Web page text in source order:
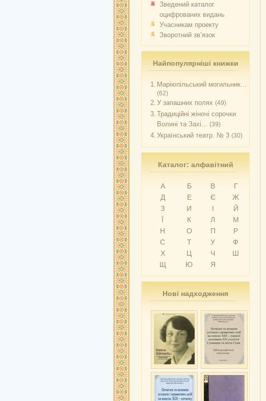
Зведений каталог
оцифрованих видань
Учасникам проекту
Зворотний зв’язок
Найпопулярніші книжки
1. Маріюпільський могильник...
(62)
2. У запашних полях (49)
3. Традиційні жіночі сорочки
Волині та Захі... (39)
4. Український театр. № 3 (30)
Каталог: алфавітний
А Б В
Г
Д
Е Є
Ж
З
И І
Й
Ї
К Л
М
Н
О П
Р
С
Т У
Ф
Х
Ц Ч
Ш
Щ
Ю Я
Нові надходження